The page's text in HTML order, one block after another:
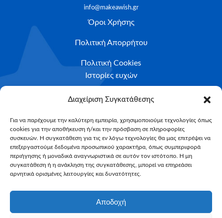
Διαχείριση Συγκατάθεσης
Για να παρέχουμε την καλύτερη εμπειρία, χρησιμοποιούμε τεχνολογίες όπως
cookies για την αποθήκευση ή/και την πρόσβαση σε πληροφορίες
συσκευών. Η συγκατάθεση για τις εν λόγω τεχνολογίες θα μας επιτρέψει να
επεξεργαστούμε δεδομένα προσωπικού χαρακτήρα, όπως συμπεριφορά
περιήγησης ή μοναδικά αναγνωριστικά σε αυτόν τον ιστότοπο. Η μη
συγκατάθεση ή η ανάκληση της συγκατάθεσης, μπορεί να επηρεάσει
αρνητικά ορισμένες λειτουργίες και δυνατότητες.
Αποδοχή
info@makeawish.gr
Όροι Χρήσης
Πολιτική Απορρήτου
Πολιτική Cookies
Ιστορίες ευχών
Το ταξίδι της ευχής
Υποβολή Αιτήματος
NEWSLETTER
Email*